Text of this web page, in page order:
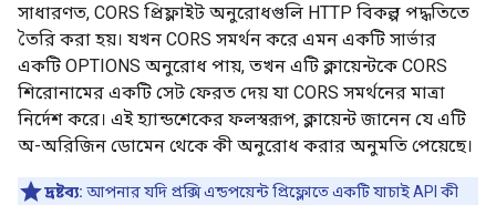
সাধারণত, CORS প্রিফ্লাইট অনুরোধগুলি HTTP বিকল্প পদ্ধতিতে
তৈরি করা হয়। যখন CORS সমর্থন করে এমন একটি সার্ভার
একটি OPTIONS অনুরোধ পায়, তখন এটি ক্লায়েন্টকে CORS
শিরোনামের একটি সেট ফেরত দেয় যা CORS সমর্থনের মাত্রা
নির্দেশ করে। এই হ্যান্ডশেকের ফলস্বরূপ, ক্লায়েন্ট জানেন যে এটি
অ-অরিজিন ডোমেন থেকে কী অনুরোধ করার অনুমতি পেয়েছে।
দ্রষ্টব্য: আপনার যদি প্রক্সি এন্ডপয়েন্ট প্রিফ্লোতে একটি যাচাই API কী